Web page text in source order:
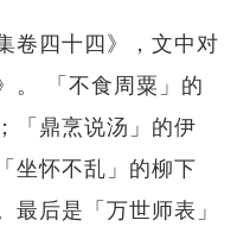
卷四十四》，文中对
。 「不食周粟」的
「鼎烹说汤」的伊
坐怀不乱」的柳下
后是「万世师表」